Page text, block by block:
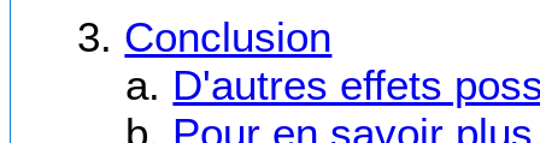
Conclusion
D'autres effets
Pour en savoir